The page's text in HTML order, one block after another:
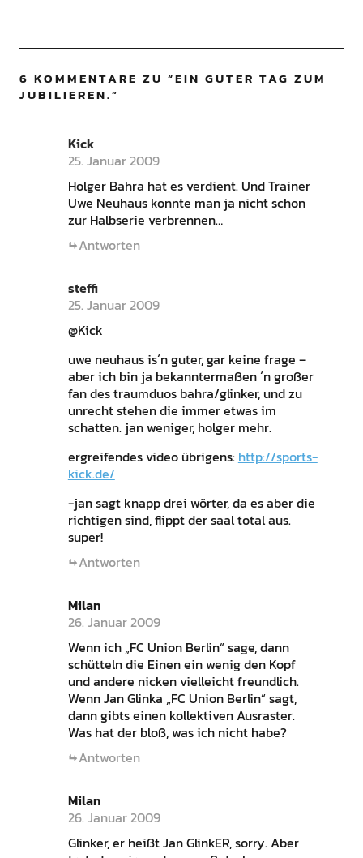
6 KOMMENTARE ZU “EIN GUTER TAG ZUM
JUBILIEREN.”
Kick
25. Januar 2009
Holger Bahra hat es verdient. Und Trainer
Uwe Neuhaus konnte man ja nicht schon
zur Halbserie verbrennen…
Antworten
steffi
25. Januar 2009
@Kick
uwe neuhaus is´n guter, gar keine frage –
aber ich bin ja bekanntermaßen ´n großer
fan des traumduos bahra/glinker, und zu
unrecht stehen die immer etwas im
schatten. jan weniger, holger mehr.
ergreifendes video übrigens: http://sports-
kick.de/
-jan sagt knapp drei wörter, da es aber die
richtigen sind, flippt der saal total aus.
super!
Antworten
Milan
26. Januar 2009
Wenn ich „FC Union Berlin“ sage, dann
schütteln die Einen ein wenig den Kopf
und andere nicken vielleicht freundlich.
Wenn Jan Glinka „FC Union Berlin“ sagt,
dann gibts einen kollektiven Ausraster.
Was hat der bloß, was ich nicht habe?
Antworten
Milan
26. Januar 2009
Glinker, er heißt Jan GlinkER, sorry. Aber